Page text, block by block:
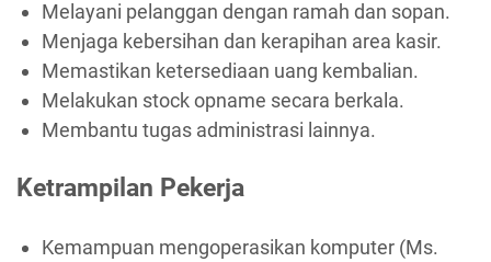
Melayani pelanggan dengan ramah dan sopan.
Menjaga kebersihan dan kerapihan area kasir.
Memastikan ketersediaan uang kembalian.
Melakukan stock opname secara berkala.
Membantu tugas administrasi lainnya.
Ketrampilan Pekerja
Kemampuan mengoperasikan komputer (Ms.